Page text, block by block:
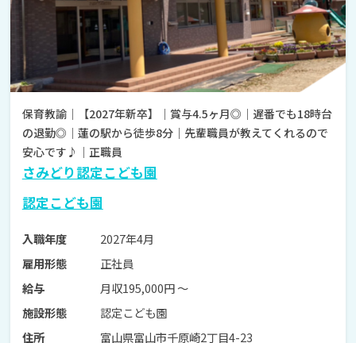
保育教諭｜【2027年新卒】｜賞与4.5ヶ月◎｜遅番でも18時台
の退勤◎｜蓮の駅から徒歩8分｜先輩職員が教えてくれるので
安心です♪｜正職員
さみどり認定こども園
認定こども園
入職年度
2027年4月
雇用形態
正社員
給与
月収195,000円 〜
施設形態
認定こども園
住所
富山県富山市千原崎2丁目4-23